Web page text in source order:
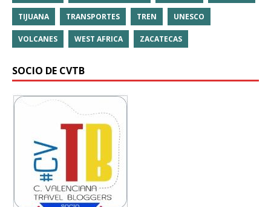
TIJUANA TRANSPORTES TREN UNESCO
VOLCANES WEST AFRICA ZACATECAS
SOCIO DE CVTB